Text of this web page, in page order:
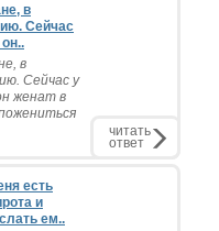
в
Сейчас
в
Сейчас у
женат в
читать
ответ
есть
и
ем..